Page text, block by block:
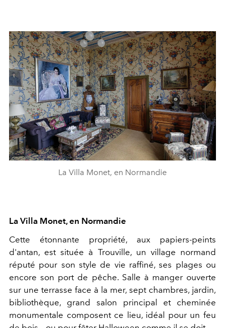
La Villa Monet, en Normandie
La Villa Monet, en Normandie
Cette étonnante propriété, aux papiers-peints
d'antan, est située à Trouville, un village normand
réputé pour son style de vie raffiné, ses plages ou
encore son port de pêche. Salle à manger ouverte
sur une terrasse face à la mer, sept chambres, jardin,
bibliothèque, grand salon principal et cheminée
monumentale composent ce lieu, idéal pour un feu